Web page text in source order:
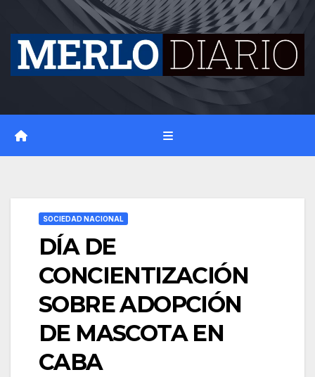
content
SOCIEDAD NACIONAL
DÍA DE
CONCIENTIZACIÓN
SOBRE ADOPCIÓN
DE MASCOTA EN
CABA